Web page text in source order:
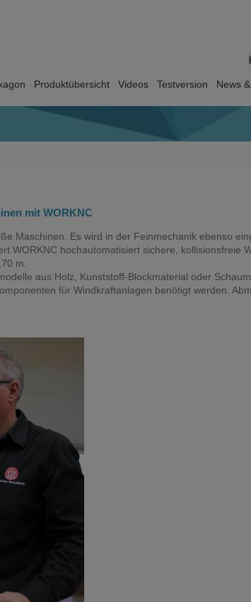
Produktübersicht Videos Testversion News
mit WORKNC
Maschinen. Es wird in der Feinmechanik ebenso
WORKNC hochautomatisiert sichere, kollisionsfreie
m.
aus Holz, Kunststoff-Blockmaterial oder
für Windkraftanlagen benötigt werden.